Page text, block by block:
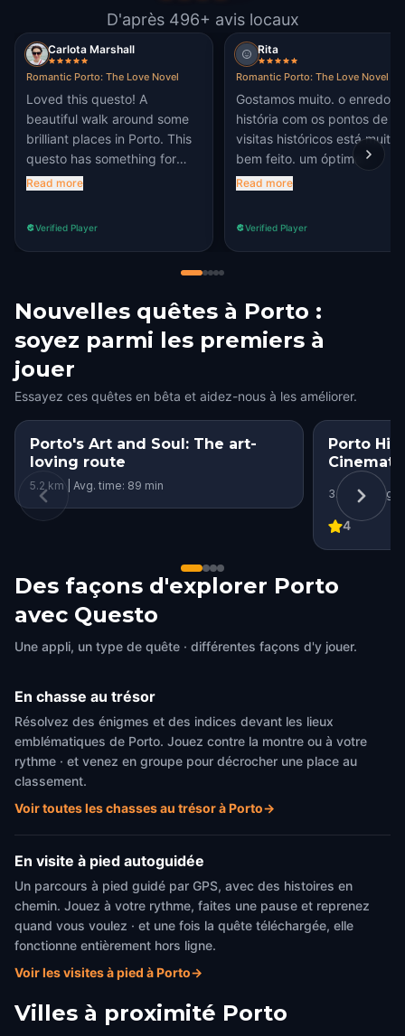
D'après 496+ avis locaux
Carlota Marshall
Romantic Porto: The Love Novel
Loved this questo! A
beautiful walk around some
brilliant places in Porto. This
questo has something for
everyone. Some of the clues
and unique history make this
Read more
Verified Player
Rita
Romantic Porto: The Love Novel
Gostamos muito. o enredo da
história com os pontos de
visitas históricos está muito
bem feito. um óptimo
passeio! parabéns pela
Read more
Verified Player
Nouvelles quêtes à Porto :
soyez parmi les premiers à
jouer
Essayez ces quêtes en bêta et aidez-nous à les améliorer.
Porto's Art and Soul: The art-
loving route
5.2 km | Avg. time: 89 min
Porto
3.8 km | Avg.
4
Des façons d'explorer Porto
avec Questo
Une appli, un type de quête · différentes façons d'y jouer.
En chasse au trésor
Résolvez des énigmes et des indices devant les lieux
emblématiques de Porto. Jouez contre la montre ou à votre
rythme · et venez en groupe pour décrocher une place au
classement.
Voir toutes les chasses au trésor à Porto→
En visite à pied autoguidée
Un parcours à pied guidé par GPS, avec des histoires en
chemin. Jouez à votre rythme, faites une pause et reprenez
quand vous voulez · et une fois la quête téléchargée, elle
fonctionne entièrement hors ligne.
Voir les visites à pied à Porto→
Villes à proximité Porto